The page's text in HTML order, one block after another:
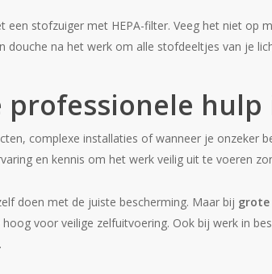
een stofzuiger met HEPA-filter. Veeg het niet op
douche na het werk om alle stofdeeltjes van je
hulp
complexe installaties of wanneer je onzeker
en kennis om het werk veilig uit te voeren
doen met de juiste bescherming. Maar bij grote
voor veilige zelfuitvoering. Ook bij werk in